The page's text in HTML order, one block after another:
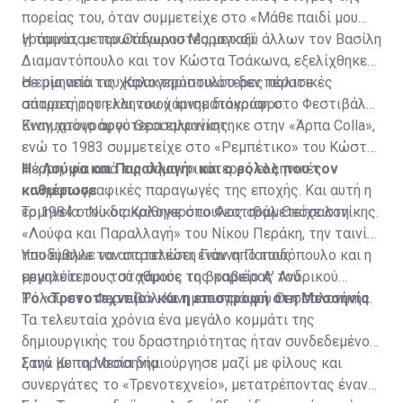
πορείας του, όταν συμμετείχε στο «Μάθε παιδί μου
γράμματα» του Θόδωρου Μαραγκού.
Η ταινία, με πρωταγωνιστές μεταξύ άλλων τον Βασίλη
Διαμαντόπουλο και τον Κώστα Τσάκωνα, εξελίχθηκε
σε μία από τις χαρακτηριστικότερες πολιτικές
σάτιρες του ελληνικού κινηματογράφου.
Η ερμηνεία του Καλογερόπουλου δεν πέρασε
απαρατήρητη και του χάρισε διάκριση στο Φεστιβάλ
Κινηματογράφου Θεσσαλονίκης.
Έναν χρόνο αργότερα εμφανίστηκε στην «Άρπα Colla»,
ενώ το 1983 συμμετείχε στο «Ρεμπέτικο» του Κώστα
Φέρρη, μία από τις σημαντικότερες ελληνικές
κινηματογραφικές παραγωγές της εποχής. Και αυτή η
ερμηνεία του διακρίθηκε στο Φεστιβάλ Θεσσαλονίκης.
Η «Λούφα και Παραλλαγή» και ο ρόλος που τον
καθιέρωσε
Το 1984 ο Νίκος Καλογερόπουλος συμμετείχε στη
«Λούφα και Παραλλαγή» του Νίκου Περάκη, την ταινία
που έμελλε να αποτελέσει έναν από τους
μεγαλύτερους σταθμούς της καριέρας του.
Υποδύθηκε τον στρατιώτη Γιάννη Παπαδόπουλο και η
ερμηνεία του τού χάρισε το βραβείο Α' Ανδρικού
Ρόλου στο Φεστιβάλ Κινηματογράφου Θεσσαλονίκης.
Το «Τρενοτεχνείο» και η επιστροφή στη Μεσσηνία
Τα τελευταία χρόνια ένα μεγάλο κομμάτι της
δημιουργικής του δραστηριότητας ήταν συνδεδεμένο
ξανά με τη Μεσσηνία.
Στην Κυπαρισσία δημιούργησε μαζί με φίλους και
συνεργάτες το «Τρενοτεχνείο», μετατρέποντας έναν